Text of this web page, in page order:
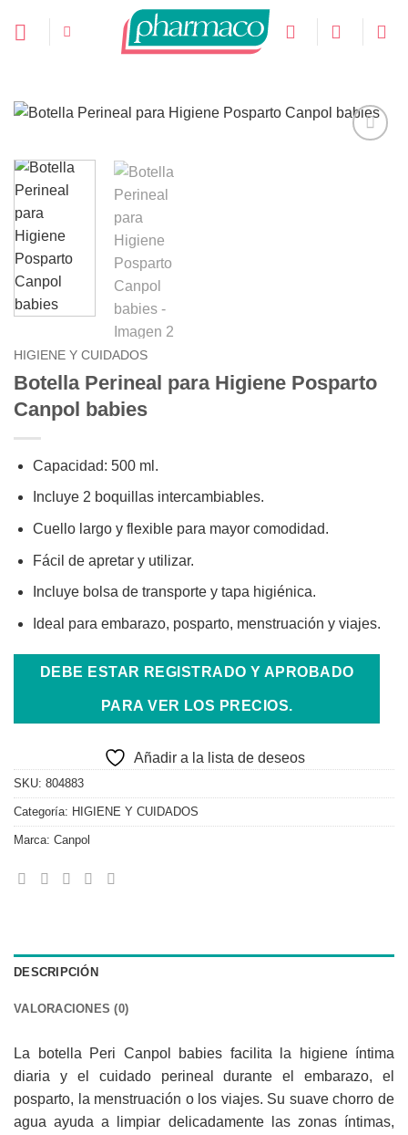
HIGIENE Y CUIDADOS
Botella Perineal para Higiene Posparto
Canpol babies
Capacidad: 500 ml.
Incluye 2 boquillas intercambiables.
Cuello largo y flexible para mayor comodidad.
Fácil de apretar y utilizar.
Incluye bolsa de transporte y tapa higiénica.
Ideal para embarazo, posparto, menstruación y viajes.
DEBE ESTAR REGISTRADO Y APROBADO
PARA VER LOS PRECIOS.
Añadir a la lista de deseos
SKU: 804883
Categoría: HIGIENE Y CUIDADOS
Marca: Canpol
DESCRIPCIÓN
VALORACIONES (0)
La botella Peri Canpol babies facilita la higiene íntima
diaria y el cuidado perineal durante el embarazo, el
posparto, la menstruación o los viajes. Su suave chorro de
agua ayuda a limpiar delicadamente las zonas íntimas,